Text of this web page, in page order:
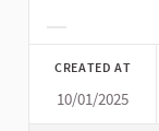
CREATED AT
10/01/2025